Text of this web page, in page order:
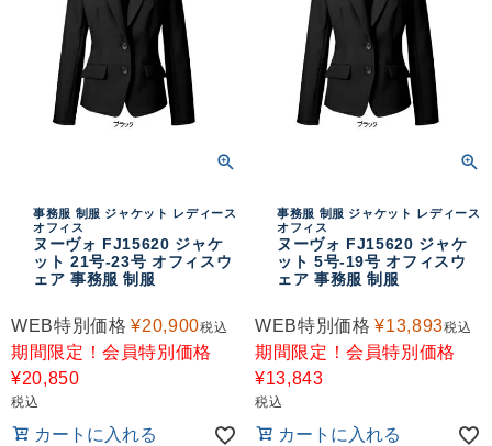
事務服 制服 ジャケット レディース
オフィス
ヌーヴォ FJ15620 ジャケ
ット 21号-23号 オフィスウ
ェア 事務服 制服
WEB特別価格 ¥20,900税込
期間限定！会員特別価格
¥20,850
税込
カートに入れる
事務服 制服 ジャケット レディース
オフィス
ヌーヴォ FJ15620 ジャケ
ット 5号-19号 オフィスウ
ェア 事務服 制服
WEB特別価格 ¥13,893税込
期間限定！会員特別価格
¥13,843
税込
カートに入れる